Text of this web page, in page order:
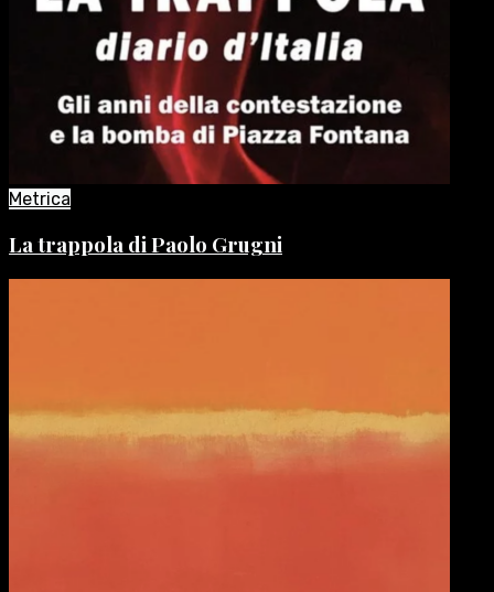
Metrica
La trappola di Paolo Grugni